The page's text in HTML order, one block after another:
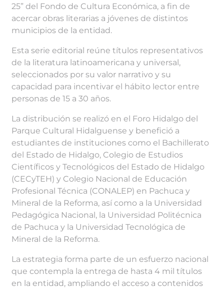
25” del Fondo de Cultura Económica, a fin de
acercar obras literarias a jóvenes de distintos
municipios de la entidad.
Esta serie editorial reúne títulos representativos
de la literatura latinoamericana y universal,
seleccionados por su valor narrativo y su
capacidad para incentivar el hábito lector entre
personas de 15 a 30 años.
La distribución se realizó en el Foro Hidalgo del
Parque Cultural Hidalguense y benefició a
estudiantes de instituciones como el Bachillerato
del Estado de Hidalgo, Colegio de Estudios
Científicos y Tecnológicos del Estado de Hidalgo
(CECyTEH) y Colegio Nacional de Educación
Profesional Técnica (CONALEP) en Pachuca y
Mineral de la Reforma, así como a la Universidad
Pedagógica Nacional, la Universidad Politécnica
de Pachuca y la Universidad Tecnológica de
Mineral de la Reforma.
La estrategia forma parte de un esfuerzo nacional
que contempla la entrega de hasta 4 mil títulos
en la entidad, ampliando el acceso a contenidos